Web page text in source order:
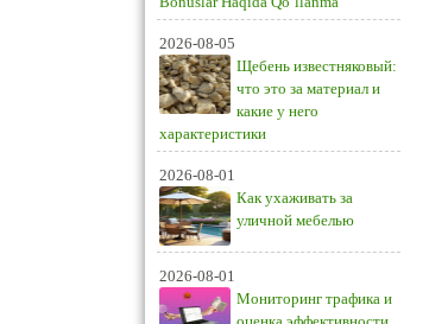
2026-08-05
Щебень известняковый:
что это за материал и
какие у него
характеристики
2026-08-01
Как ухаживать за
уличной мебелью
2026-08-01
Мониторинг трафика и